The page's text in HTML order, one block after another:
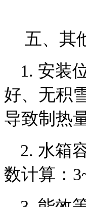
五、其
1. 安装
好、无积
导致制热
2. 水箱
数计算：